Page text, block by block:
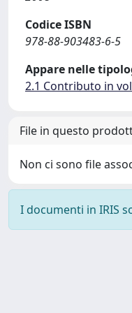
Codice ISBN
978-88-903483-6-5
Appare nelle
2.1 Contributo in
File in questo
Non ci sono file
I documenti in IRIS